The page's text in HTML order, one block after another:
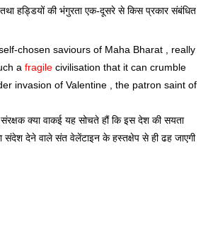
हड्डियों की भंगुरता एक-दूसरे से किस प्रकार संबंधित
chosen saviours of Maha Bharat , really
a fragile civilisation that it can crumble
invasion of Valentine , the patron saint of
क्या वाकई यह सोचते हौं कि इस देश की सयता
संदेश देने वाले संत वेलेंटाइन के हस्तक्षेप से ही ढह जाएगी